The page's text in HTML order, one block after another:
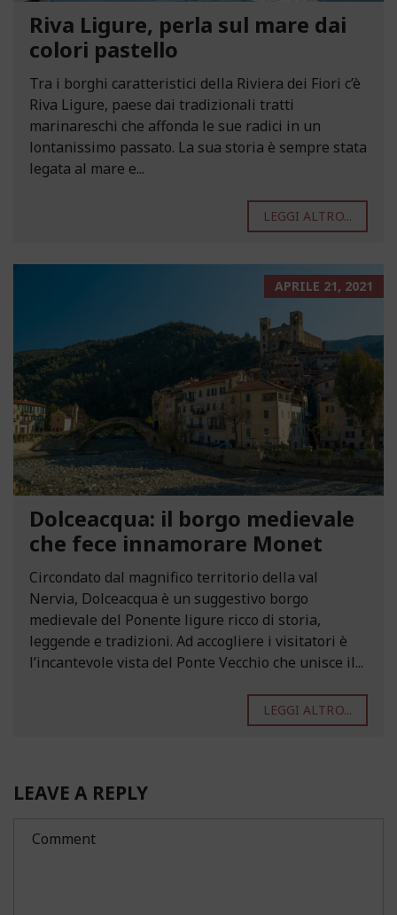
Riva Ligure, perla sul mare dai
colori pastello
Tra i borghi caratteristici della Riviera dei Fiori c’è
Riva Ligure, paese dai tradizionali tratti
marinareschi che affonda le sue radici in un
lontanissimo passato. La sua storia è sempre stata
legata al mare e...
LEGGI ALTRO...
APRILE 21, 2021
Dolceacqua: il borgo medievale
che fece innamorare Monet
Circondato dal magnifico territorio della val
Nervia, Dolceacqua è un suggestivo borgo
medievale del Ponente ligure ricco di storia,
leggende e tradizioni. Ad accogliere i visitatori è
l’incantevole vista del Ponte Vecchio che unisce il...
LEGGI ALTRO...
LEAVE A REPLY